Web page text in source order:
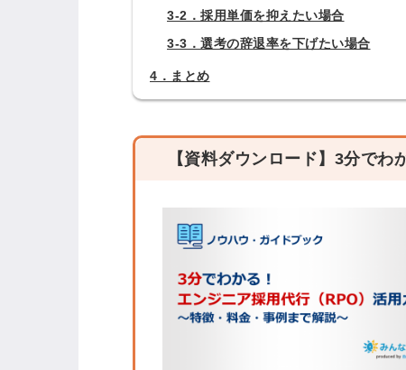
3-2．採用単価を抑えたい場合
3-3．選考の辞退率を下げたい場合
4．まとめ
【資料ダウンロード】3分で
ログイン
るにはログインが必要です。
会員登録はこちら
メールアドレス